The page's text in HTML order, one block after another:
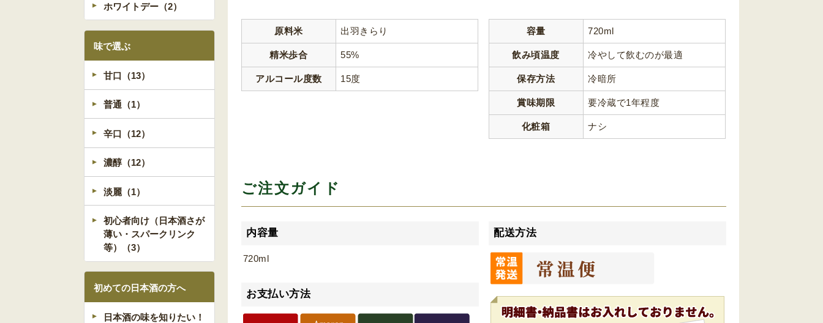
原料米 出羽きらり
精米歩合 55%
アルコール度数 15度
容量 720ml
飲み頃温度 冷やして飲むのが最適
保存方法 冷暗所
賞味期限 要冷蔵で1年程度
化粧箱 ナシ
ご注文ガイド
内容量
720ml
お支払い方法
配送方法
ホワイトデー（2）
味で選ぶ
甘口（13）
普通（1）
辛口（12）
濃醇（12）
淡麗（1）
初心者向け（日本酒さが
薄い・スパークリンク
等）（3）
初めての日本酒の方へ
日本酒の味を知りたい！